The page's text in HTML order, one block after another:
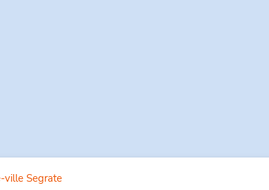
ville Segrate